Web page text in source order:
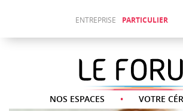
ENTREPRISE PARTICULIER
NOS ESPACES VOTRE